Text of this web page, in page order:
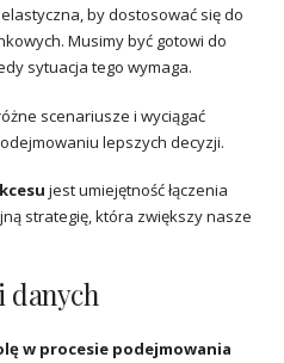
by dostosować się do
Musimy być gotowi do
sytuacja tego wymaga.
scenariusze i wyciągać
lepszych decyzji.
jest umiejętność łączenia
strategię, która zwiększy nasze
danych
w procesie podejmowania